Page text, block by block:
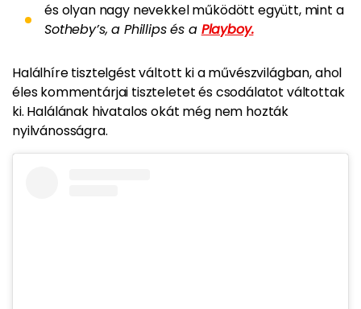
és olyan nagy nevekkel működött együtt, mint a
Sotheby’s, a Phillips és a Playboy.
Halálhíre tisztelgést váltott ki a művészvilágban, ahol
éles kommentárjai tiszteletet és csodálatot váltottak
ki. Halálának hivatalos okát még nem hozták
nyilvánosságra.